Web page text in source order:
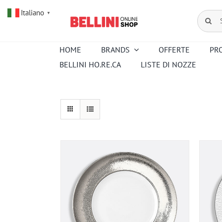
Cerca
per:
HOME BRANDS
Alessi Baccarat
Royal
OFFERTE
Amouroud Creed
BELLINI HO.RE.CA
LISTE DI NOZZE
Italiano ▼